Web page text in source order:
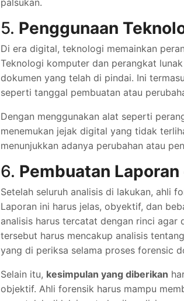
palsukan.
5. Penggunaan
Di era digital, teknologi memainkan
Teknologi komputer dan perangkat
dokumen yang telah di pindai. Ini
seperti tanggal pembuatan atau
Dengan menggunakan alat seperti
menemukan jejak digital yang tidak
menunjukkan adanya perubahan atau
6. Pembuatan
Setelah seluruh analisis di lakukan, ahli
Laporan ini harus jelas, obyektif, dan
analisis harus tercatat dengan rinci
tersebut harus mencakup analisis
yang di periksa selama proses forensic
Selain itu, kesimpulan yang diberikan
objektif. Ahli forensik harus mampu